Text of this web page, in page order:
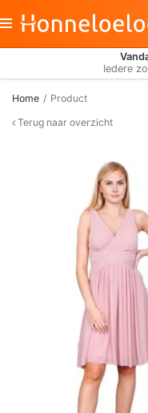
Iedere
Home
Product
Terug naar overzicht